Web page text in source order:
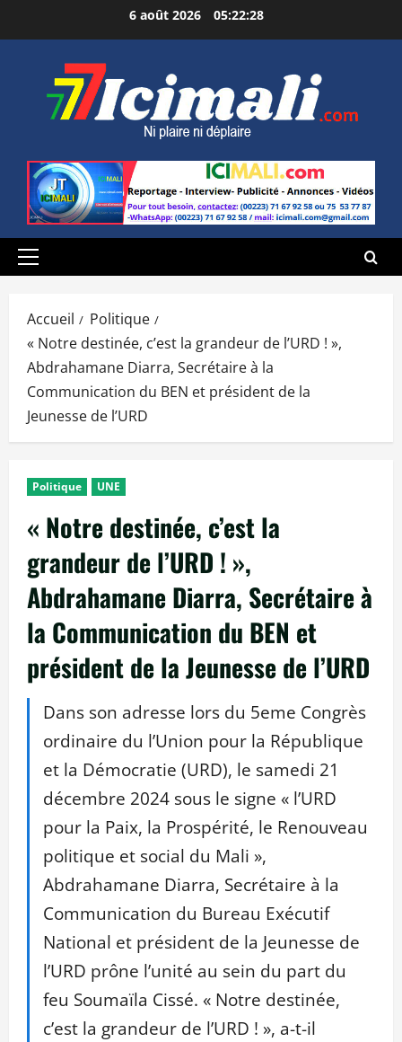
au
6 août 2026 05:22:29
Menu
Accueil
Politique
« Notre destinée, c’est la grandeur de l’URD ! »,
Abdrahamane Diarra, Secrétaire à la
Communication du BEN et président de la
Jeunesse de l’URD
Politique UNE
« Notre destinée, c’est la
grandeur de l’URD ! »,
Abdrahamane Diarra, Secrétaire à
la Communication du BEN et
président de la Jeunesse de l’URD
Dans son adresse lors du 5eme Congrès
ordinaire du l’Union pour la République
et la Démocratie (URD), le samedi 21
décembre 2024 sous le signe « l’URD
pour la Paix, la Prospérité, le Renouveau
politique et social du Mali »,
Abdrahamane Diarra, Secrétaire à la
Communication du Bureau Exécutif
National et président de la Jeunesse de
l’URD prône l’unité au sein du part du
feu Soumaïla Cissé. « Notre destinée,
c’est la grandeur de l’URD ! », a-t-il